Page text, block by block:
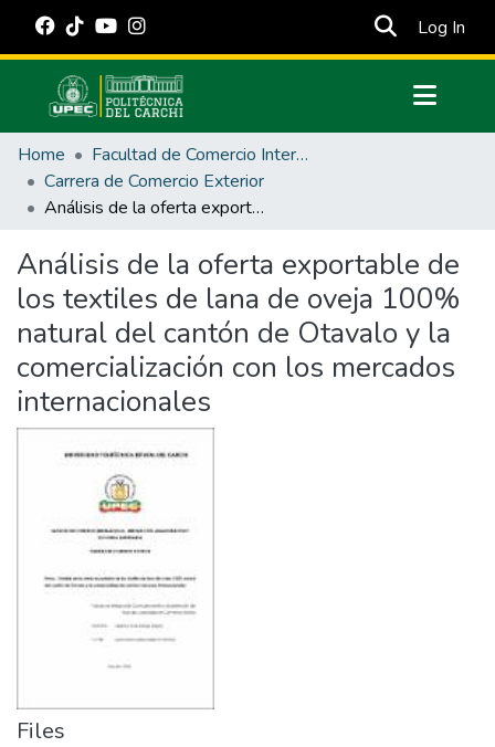
Log In
Communities & Collections
All of DSpace
Statistics
Estadísticas Externas
Manuales
Home
Facultad de Comercio Internacional, Integración, Administración y Economía Empresarial
Carrera de Comercio Exterior
Análisis de la oferta exportable de los textiles de lana de oveja 100% natural del cantón de Otavalo y la comercialización con los mercados internacionales
Análisis de la oferta exportable de
los textiles de lana de oveja 100%
natural del cantón de Otavalo y la
comercialización con los mercados
internacionales
Files